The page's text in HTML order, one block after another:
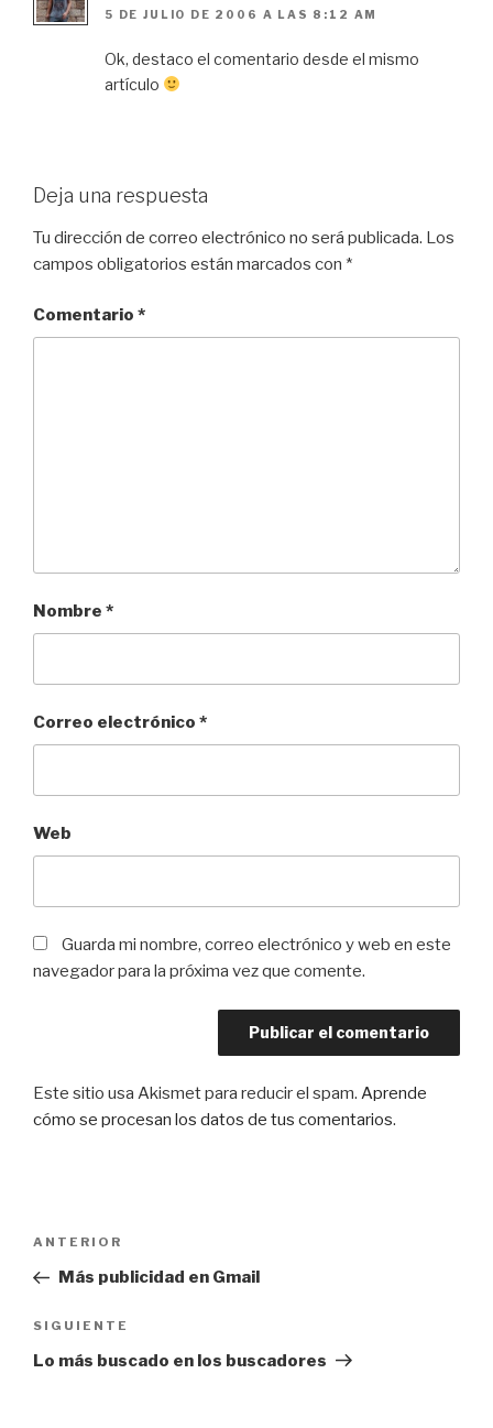
5 DE JULIO DE 2006 A LAS 8:12 AM
Ok, destaco el comentario desde el mismo
artículo
Deja una respuesta
Tu dirección de correo electrónico no será publicada. Los
campos obligatorios están marcados con *
Comentario *
Nombre *
Correo electrónico *
Web
Guarda mi nombre, correo electrónico y web en este
navegador para la próxima vez que comente.
Este sitio usa Akismet para reducir el spam. Aprende
cómo se procesan los datos de tus comentarios.
entradas
Entrada
anterior:
ANTERIOR
Más publicidad en Gmail
Siguiente
entrada
SIGUIENTE
Lo más buscado en los buscadores